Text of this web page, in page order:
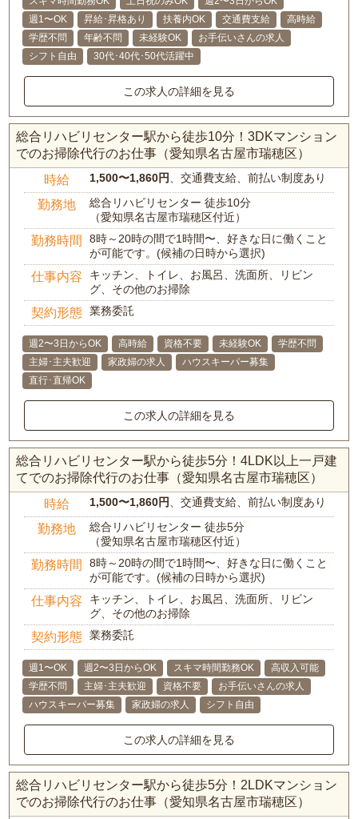
週1〜OK
昇給･昇格あり 扶養内OK 交通費支給
高時給
学歴不問
年齢不問 未経験OK
お手伝いさんの求人
シフト自由
30代･40代･50代活躍中
この求人の詳細を見る
総合リハビリセンター駅から徒歩10分！3DKマンション
でのお掃除代行のお仕事（愛知県名古屋市瑞穂区）
時給 1,500〜1,860円、交通費支給、前払い制度あり
勤務地
総合リハビリセンター 徒歩10分
（愛知県名古屋市瑞穂区付近）
勤務時間
8時～20時の間で1時間〜、好きな日に働くこと
が可能です。(候補の日時から選択)
仕事内容
キッチン、トイレ、お風呂、洗面所、リビン
グ、その他のお掃除
契約形態 業務委託
週2〜3日からOK 高時給 資格不要 未経験OK
学歴不問
主婦･主夫歓迎
家政婦の求人
ハウスキーパー募集
直行･直帰OK
この求人の詳細を見る
総合リハビリセンター駅から徒歩5分！4LDK以上一戸建
てでのお掃除代行のお仕事（愛知県名古屋市瑞穂区）
時給 1,500〜1,860円、交通費支給、前払い制度あり
勤務地
総合リハビリセンター 徒歩5分
（愛知県名古屋市瑞穂区付近）
勤務時間
8時～20時の間で1時間〜、好きな日に働くこと
が可能です。(候補の日時から選択)
仕事内容
キッチン、トイレ、お風呂、洗面所、リビン
グ、その他のお掃除
契約形態 業務委託
週1〜OK 週2〜3日からOK スキマ時間勤務OK
高収入可能
学歴不問
主婦･主夫歓迎 資格不要
お手伝いさんの求人
ハウスキーパー募集
家政婦の求人 シフト自由
この求人の詳細を見る
総合リハビリセンター駅から徒歩5分！2LDKマンション
でのお掃除代行のお仕事（愛知県名古屋市瑞穂区）